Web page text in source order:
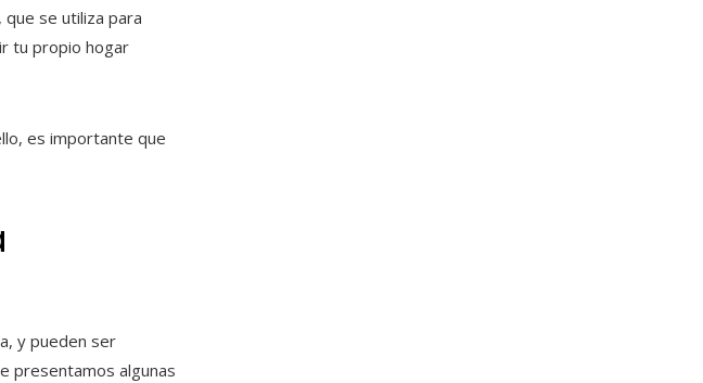
que se utiliza para
tu propio hogar
es importante que
y pueden ser
presentamos algunas